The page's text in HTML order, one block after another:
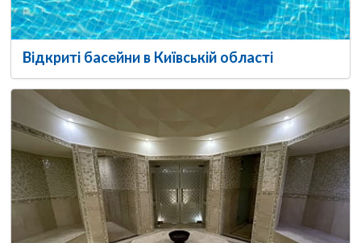
Відкриті басейни в Київській області